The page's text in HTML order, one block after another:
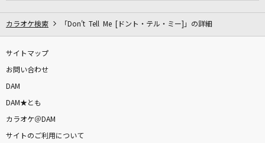
カラオケ検索 「Don't Tell Me [ドント・テル・ミー]」の詳細
サイトマップ
お問い合わせ
DAM
DAM★とも
カラオケ＠DAM
サイトのご利用について